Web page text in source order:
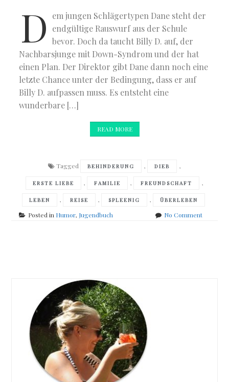
D
em jungen Schlägertypen Dane steht der
endgültige Rauswurf aus der Schule
bevor. Doch da taucht Billy D. auf, der
Nachbarsjunge mit Down-Syndrom und der hat
einen Plan. Der Direktor gibt Dane dann noch eine
letzte Chance unter der Bedingung, dass er auf
Billy D. aufpassen muss. Es entsteht eine
wunderbare […]
READ MORE
Tagged BEHINDERUNG , DIEB ,
ERSTE LIEBE , FAMILIE , FREUNDSCHAFT ,
LEBEN , REISE , SPLEENIG , ÜBERLEBEN
Posted in Humor, Jugendbuch No Commenton
navigation